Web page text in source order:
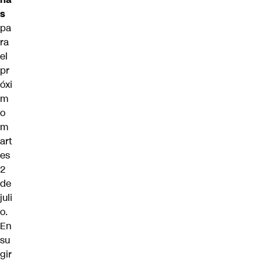
s
pa
ra
el
pr
óxi
m
o
m
art
es
2
de
juli
o.
En
su
gir